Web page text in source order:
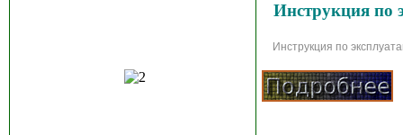
Инструкция по
Инструкция по